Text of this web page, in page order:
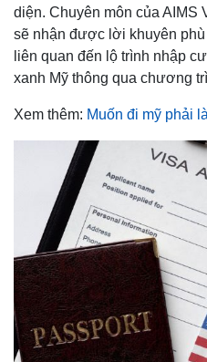
diện. Chuyên môn của AIMS
sẽ nhận được lời khuyên
liên quan đến lộ trình nhập
xanh Mỹ thông qua chương
Xem thêm: Muốn đi mỹ phải